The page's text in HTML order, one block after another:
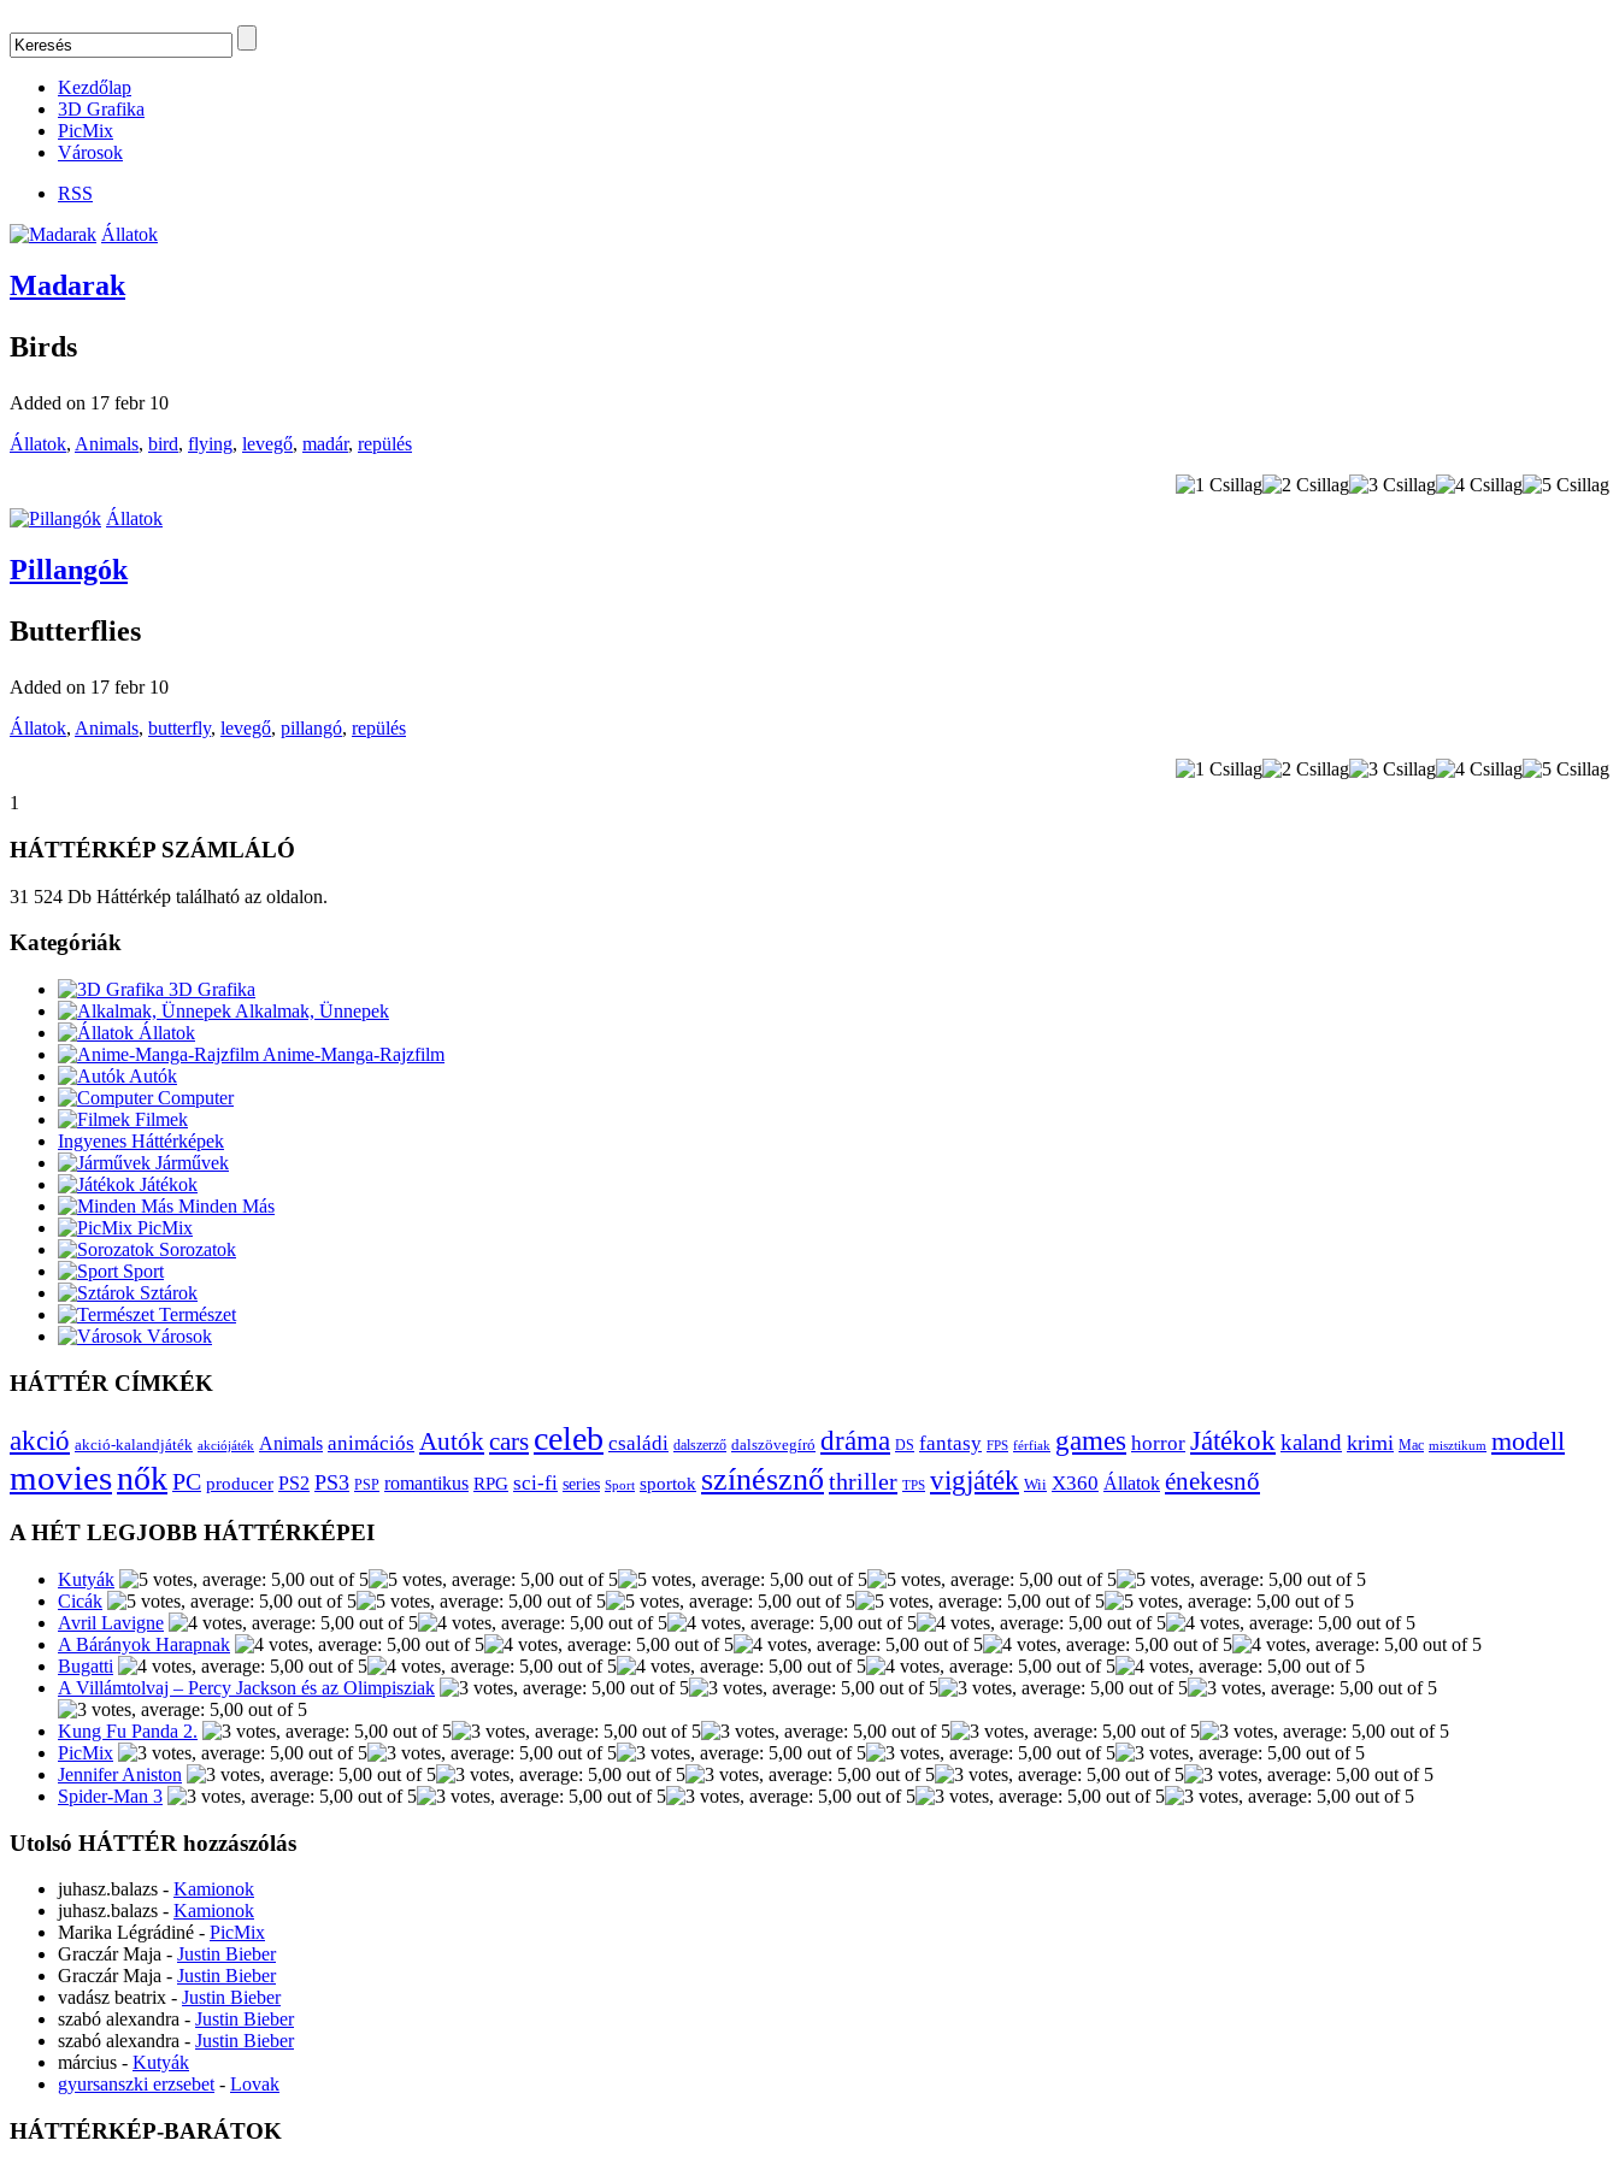
Kezdőlap
3D Grafika
PicMix
Városok
RSS
Állatok
Madarak
Birds
Added on 17 febr 10
Állatok, Animals, bird, flying, levegő, madár, repülés
Állatok
Pillangók
Butterflies
Added on 17 febr 10
Állatok, Animals, butterfly, levegő, pillangó, repülés
1
HÁTTÉRKÉP SZÁMLÁLÓ
31 524 Db Háttérkép található az oldalon.
Kategóriák
3D Grafika
Alkalmak, Ünnepek
Állatok
Anime-Manga-Rajzfilm
Autók
Computer
Filmek
Ingyenes Háttérképek
Járművek
Játékok
Minden Más
PicMix
Sorozatok
Sport
Sztárok
Természet
Városok
HÁTTÉR CÍMKÉK
akció akció-kalandjáték akciójáték Animals animációs Autók cars celeb családi dalszerző dalszövegíró dráma DS fantasy FPS férfiak games horror Játékok kaland krimi Mac misztikum modell
moviesnőkPC producer PS2 PS3 PSP romantikus RPG sci-fi series Sport sportok színésznő thriller TPS vigjáték Wii X360 Állatok énekesnő
A HÉT LEGJOBB HÁTTÉRKÉPEI
Kutyák
Cicák
Avril Lavigne
A Bárányok Harapnak
Bugatti
A Villámtolvaj – Percy Jackson és az Olimpisziak
Kung Fu Panda 2.
PicMix
Jennifer Aniston
Spider-Man 3
Utolsó HÁTTÉR hozzászólás
juhasz.balazs - Kamionok
juhasz.balazs - Kamionok
Marika Légrádiné - PicMix
Graczár Maja - Justin Bieber
Graczár Maja - Justin Bieber
vadász beatrix - Justin Bieber
szabó alexandra - Justin Bieber
szabó alexandra - Justin Bieber
március - Kutyák
gyursanszki erzsebet- Lovak
HÁTTÉRKÉP-BARÁTOK